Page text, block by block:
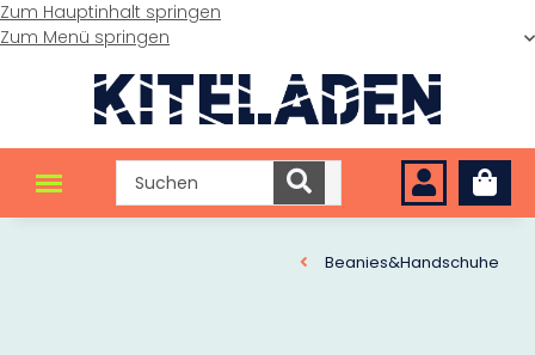
Zum Hauptinhalt springen
Zum Menü springen
Beanies&Handschuhe